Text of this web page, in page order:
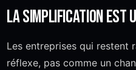
La simplification est
Les entreprises qui restent
réflexe, pas comme un